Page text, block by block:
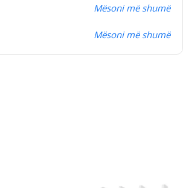
Mësoni më shumë
Mësoni më shumë